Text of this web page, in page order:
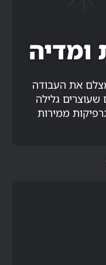
ומדיה
את העבודה
שעוצרים גלילה
ממירות